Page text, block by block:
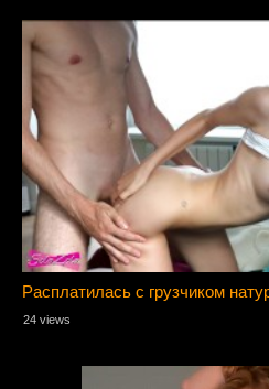
Расплатилась с грузчиком
24 views